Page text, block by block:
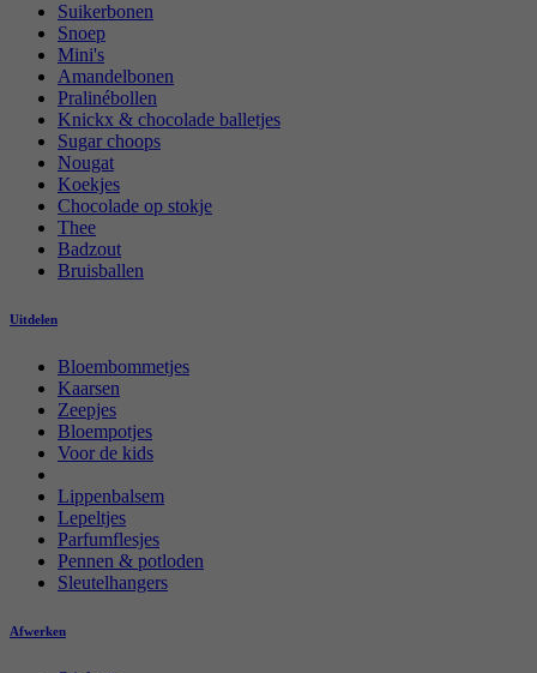
Suikerbonen
Snoep
Mini's
Amandelbonen
Pralinébollen
Knickx & chocolade balletjes
Sugar choops
Nougat
Koekjes
Chocolade op stokje
Thee
Badzout
Bruisballen
Uitdelen
Bloembommetjes
Kaarsen
Zeepjes
Bloempotjes
Voor de kids
Lippenbalsem
Lepeltjes
Parfumflesjes
Pennen & potloden
Sleutelhangers
Afwerken